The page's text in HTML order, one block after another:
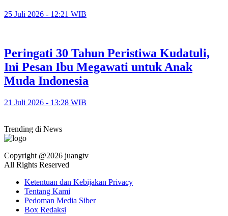
25 Juli 2026 - 12:21 WIB
Peringati 30 Tahun Peristiwa Kudatuli,
Ini Pesan Ibu Megawati untuk Anak
Muda Indonesia
21 Juli 2026 - 13:28 WIB
Trending di News
Copyright @2026 juangtv
All Rights Reserved
Ketentuan dan Kebijakan Privacy
Tentang Kami
Pedoman Media Siber
Box Redaksi